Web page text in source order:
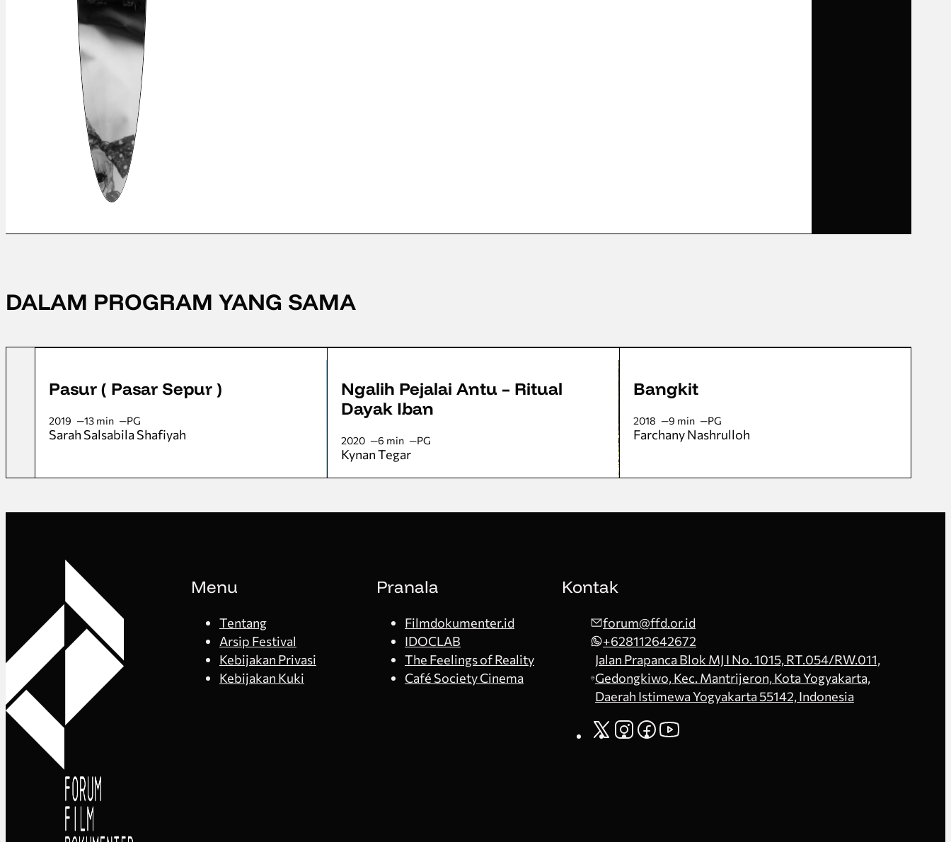
DALAM PROGRAM YANG SAMA
Pasur ( Pasar Sepur )
2019 13 min PG
Sarah Salsabila Shafiyah
Ngalih Pejalai Antu – Ritual
Dayak Iban
2020 6 min PG
Kynan Tegar
Bangkit
2018 9 min PG
Farchany Nashrulloh
Menu
Tentang
Arsip Festival
Kebijakan Privasi
Kebijakan Kuki
Pranala
Filmdokumenter.id
IDOCLAB
The Feelings of Reality
Café Society Cinema
Kontak
forum@ffd.or.id
+628112642672
Jalan Prapanca Blok MJ I No. 1015, RT.054/RW.011,
Gedongkiwo, Kec. Mantrijeron, Kota Yogyakarta,
Daerah Istimewa Yogyakarta 55142, Indonesia